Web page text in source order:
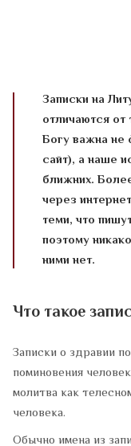
Записки на
отличаются
Богу важна не
сайт), а наше
ближних.
через
теми, что
поэтому
ними нет.
Что такое
Записки о здравии
поминовения
молитва как
человека.
Обычно имена из